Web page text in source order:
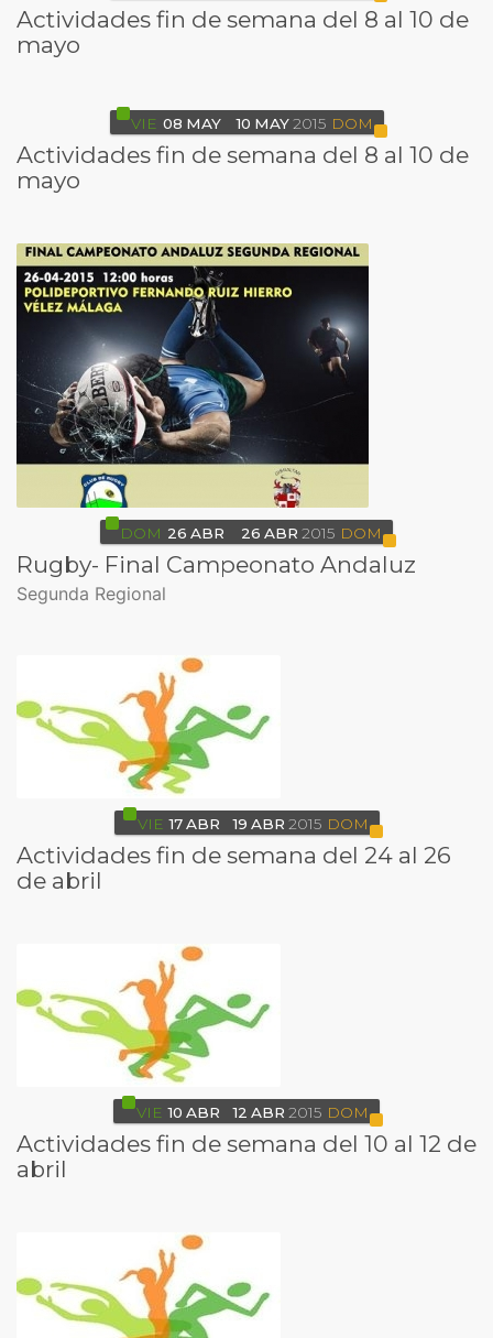
Actividades fin de semana del 8 al 10 de
mayo
VIE 08 MAY 10 MAY 2015 DOM
Actividades fin de semana del 8 al 10 de
mayo
DOM 26 ABR 26 ABR 2015 DOM
Rugby- Final Campeonato Andaluz
Segunda Regional
VIE 17 ABR 19 ABR 2015 DOM
Actividades fin de semana del 24 al 26
de abril
VIE 10 ABR 12 ABR 2015 DOM
Actividades fin de semana del 10 al 12 de
abril